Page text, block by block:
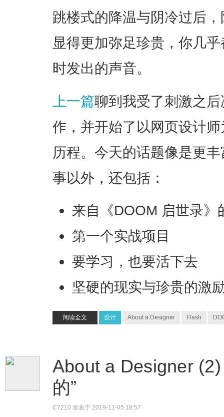
跳楼式的降温与阴冷过后
显得更加弥足珍贵，你几
时发出的声音。
上一篇聊到我受了刺激之
作，并开始了以网页设计
历程。今天的话题像是更
事以外，还包括：
来自《DOOM 启世录》
第一个实战项目
要学习，也要活下去
坚硬的现实与珍贵的激
阅读全文 设计 About a Designer Flash
About a Designer
的”
C7210 发表于 2019-11-05 18:57